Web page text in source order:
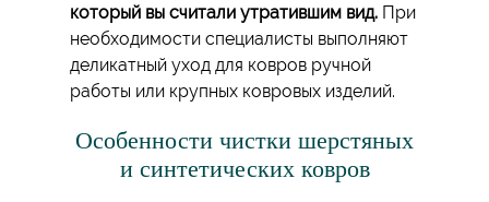
который вы считали утратившим вид. При
необходимости специалисты выполняют
деликатный уход для ковров ручной
работы или крупных ковровых изделий.
Особенности чистки шерстяных
и синтетических ковров